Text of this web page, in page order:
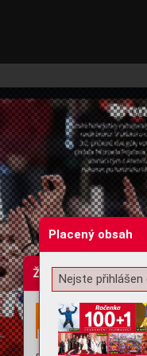
Žádost o souhlas s
Placený obsah
Nejste